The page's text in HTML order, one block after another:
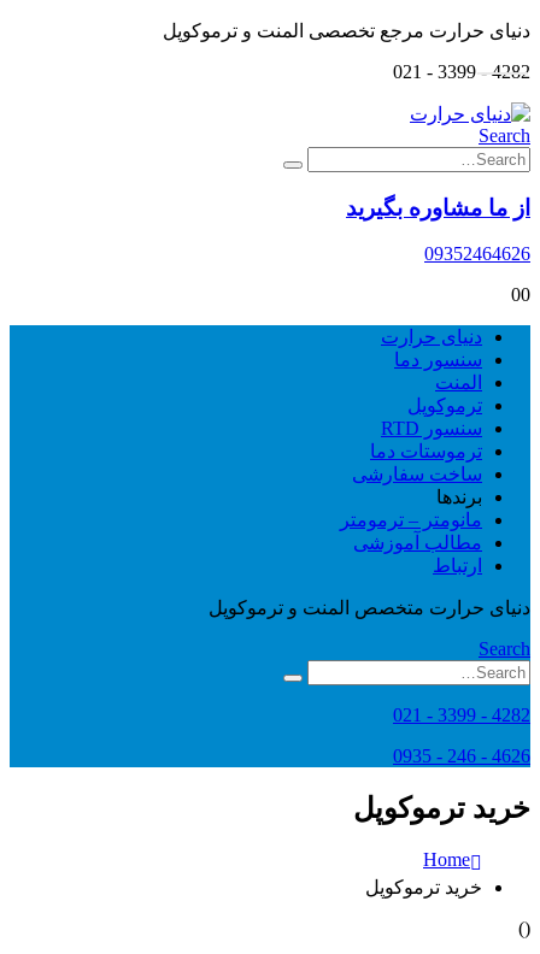
دنیای حرارت مرجع تخصصی المنت و ترموکوپل
4282 - 3399 - 021
Search
از ما مشاوره بگیرید
09352464626
00
دنیای حرارت
سنسور دما
المنت
ترموکوپل
سنسور RTD
ترموستات دما
ساخت سفارشی
برندها
مانومتر – ترمومتر
مطالب آموزشی
ارتباط
دنیای حرارت متخصص المنت و ترموکوپل
Search
4282 - 3399 - 021
4626 - 246 - 0935
خرید ترموکوپل
Home
خرید ترموکوپل
(
)